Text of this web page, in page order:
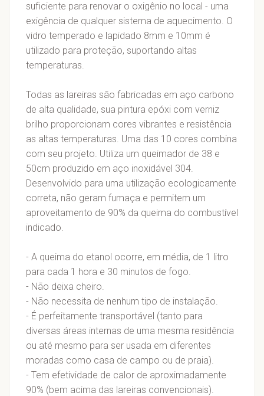
suficiente para renovar o oxigênio no local - uma
exigência de qualquer sistema de aquecimento. O
vidro temperado e lapidado 8mm e 10mm é
utilizado para proteção, suportando altas
temperaturas.
Todas as lareiras são fabricadas em aço carbono
de alta qualidade, sua pintura epóxi com verniz
brilho proporcionam cores vibrantes e resistência
as altas temperaturas. Uma das 10 cores combina
com seu projeto. Utiliza um queimador de 38 e
50cm produzido em aço inoxidável 304.
Desenvolvido para uma utilização ecologicamente
correta, não geram fumaça e permitem um
aproveitamento de 90% da queima do combustível
indicado.
- A queima do etanol ocorre, em média, de 1 litro
para cada 1 hora e 30 minutos de fogo.
- Não deixa cheiro.
- Não necessita de nenhum tipo de instalação.
- É perfeitamente transportável (tanto para
diversas áreas internas de uma mesma residência
ou até mesmo para ser usada em diferentes
moradas como casa de campo ou de praia).
- Tem efetividade de calor de aproximadamente
90% (bem acima das lareiras convencionais).